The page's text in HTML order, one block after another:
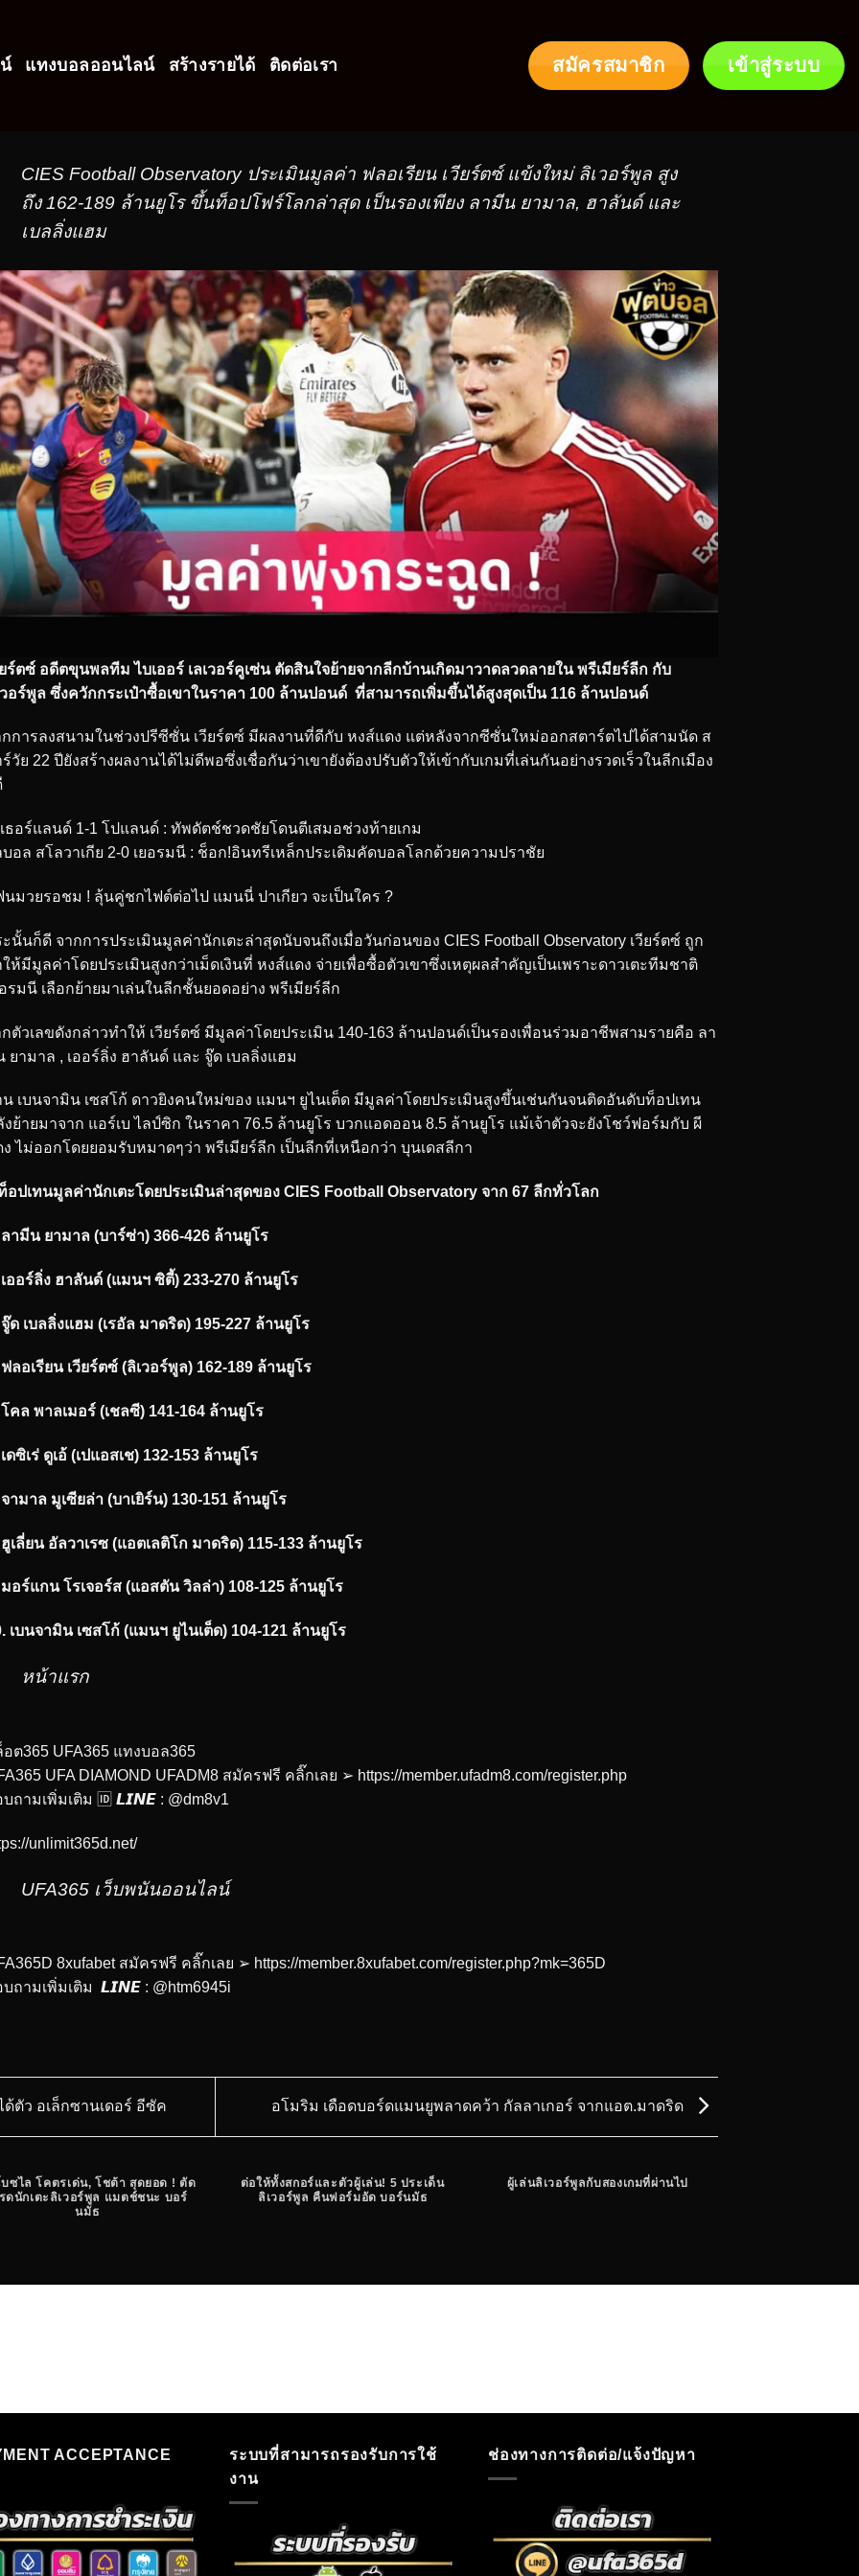
แทงบอลออนไลน์ สร้างรายได้ ติดต่อเรา สมัครสมาชิก เข้าสู่ระบบ
CIES Football Observatory ประเมินมูลค่า ฟลอเรียน เวียร์ตซ์ แข้งใหม่ ลิเวอร์พูล สูง
ถึง 162-189 ล้านยูโร ขึ้นท็อปโฟร์โลกล่าสุด เป็นรองเพียง ลามีน ยามาล, ฮาลันด์ และ
เบลลิ่งแฮม
ยร์ตซ์ อดีตขุนพลทีม ไบเออร์ เลเวอร์คูเซ่น ตัดสินใจย้ายจากลีกบ้านเกิดมาวาดลวดลายใน พรีเมียร์ลีก กับ
วอร์พูล ซึ่งควักกระเป๋าซื้อเขาในราคา 100 ล้านปอนด์ ที่สามารถเพิ่มขึ้นได้สูงสุดเป็น 116 ล้านปอนด์
กการลงสนามในช่วงปรีซีซั่น เวียร์ตซ์ มีผลงานที่ดีกับ หงส์แดง แต่หลังจากซีซั่นใหม่ออกสตาร์ตไปได้สามนัด ส
ร์วัย 22 ปียังสร้างผลงานได้ไม่ดีพอซึ่งเชื่อกันว่าเขายังต้องปรับตัวให้เข้ากับเกมที่เล่นกันอย่างรวดเร็วในลีกเมือง
เธอร์แลนด์ 1-1 โปแลนด์ : ทัพดัตช์ชวดชัยโดนตีเสมอช่วงท้ายเกม
บอล สโลวาเกีย 2-0 เยอรมนี : ช็อก!อินทรีเหล็กประเดิมคัดบอลโลกด้วยความปราชัย
นมวยรอชม ! ลุ้นคู่ชกไฟต์ต่อไป แมนนี่ ปาเกียว จะเป็นใคร ?
ะนั้นก็ดี จากการประเมินมูลค่านักเตะล่าสุดนับจนถึงเมื่อวันก่อนของ CIES Football Observatory เวียร์ตซ์ ถูก
ให้มีมูลค่าโดยประเมินสูงกว่าเม็ดเงินที่ หงส์แดง จ่ายเพื่อซื้อตัวเขาซึ่งเหตุผลสำคัญเป็นเพราะดาวเตะทีมชาติ
อรมนี เลือกย้ายมาเล่นในลีกชั้นยอดอย่าง พรีเมียร์ลีก
กตัวเลขดังกล่าวทำให้ เวียร์ตซ์ มีมูลค่าโดยประเมิน 140-163 ล้านปอนด์เป็นรองเพื่อนร่วมอาชีพสามรายคือ ลา
ยามาล , เออร์ลิ่ง ฮาลันด์ และ จู๊ด เบลลิ่งแฮม
น เบนจามิน เซสโก้ ดาวยิงคนใหม่ของ แมนฯ ยูไนเต็ด มีมูลค่าโดยประเมินสูงขึ้นเช่นกันจนติดอันดับท็อปเทน
ย้ายมาจาก แอร์เบ ไลป์ซิก ในราคา 76.5 ล้านยูโร บวกแอดออน 8.5 ล้านยูโร แม้เจ้าตัวจะยังโชว์ฟอร์มกับ ผี
ง ไม่ออกโดยยอมรับหมาดๆว่า พรีเมียร์ลีก เป็นลีกที่เหนือกว่า บุนเดสลีกา
อปเทนมูลค่านักเตะโดยประเมินล่าสุดของ CIES Football Observatory จาก 67 ลีกทั่วโลก
ลามีน ยามาล (บาร์ซ่า) 366-426 ล้านยูโร
ออร์ลิ่ง ฮาลันด์ (แมนฯ ซิตี้) 233-270 ล้านยูโร
ด เบลลิ่งแฮม (เรอัล มาดริด) 195-227 ล้านยูโร
ลอเรียน เวียร์ตซ์ (ลิเวอร์พูล) 162-189 ล้านยูโร
คล พาลเมอร์ (เชลซี) 141-164 ล้านยูโร
ดซิเร่ ดูเอ้ (เปแอสเช) 132-153 ล้านยูโร
ามาล มูเซียล่า (บาเยิร์น) 130-151 ล้านยูโร
เลี่ยน อัลวาเรซ (แอตเลติโก มาดริด) 115-133 ล้านยูโร
อร์แกน โรเจอร์ส (แอสตัน วิลล่า) 108-125 ล้านยูโร
เบนจามิน เซสโก้ (แมนฯ ยูไนเต็ด) 104-121 ล้านยูโร
หน้าแรก
อต365 UFA365 แทงบอล365
UFA DIAMOND UFADM8 สมัครฟรี คลิ๊กเลย ➢ https://member.ufadm8.com/register.php
บถามเพิ่มเติม 🆔 𝙇𝙄𝙉𝙀 : @dm8v1
unlimit365d.net/
UFA365 เว็บพนันออนไลน์
8xufabet สมัครฟรี คลิ๊กเลย ➢ https://member.8xufabet.com/register.php?mk=365D
บถามเพิ่มเติม 𝙇𝙄𝙉𝙀 : @htm6945i
ตัว อเล็กซานเดอร์ อีซัค อโมริม เดือดบอร์ดแมนยูพลาดคว้า กัลลาเกอร์ จากแอต.มาดริด
ซไล โคตรเด่น, โชต้า สุดยอด ! ตัด
รดนักเตะลิเวอร์พูล แมตช์ชนะ บอร์
นมัธ
ต่อให้ทั้งสกอร์และตัวผู้เล่น! 5 ประเด็น
ลิเวอร์พูล คืนฟอร์มอัด บอร์นมัธ
ผู้เล่นลิเวอร์พูลกับสองเกมที่ผ่านไป
ACCEPTANCE
ระบบที่สามารถรองรับการใช้
งาน
ช่องทางการติดต่อ/แจ้งปัญหา